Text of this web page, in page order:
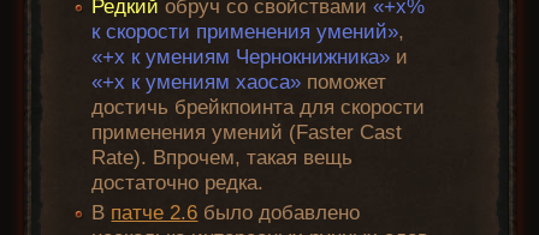
Редкий обруч со свойствами«+x%
к скорости применения умений»,
«+x к умениям Чернокнижника» и
«+x к умениям хаоса» поможет
достичь брейкпоинта для скорости
применения умений (Faster Cast
Rate). Впрочем, такая вещь
достаточно редка.
В патче 2.6 было добавлено